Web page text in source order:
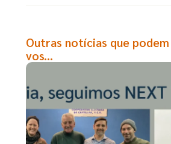
Outras notícias que
vos...